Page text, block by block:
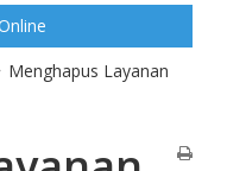
Menghapus Layanan